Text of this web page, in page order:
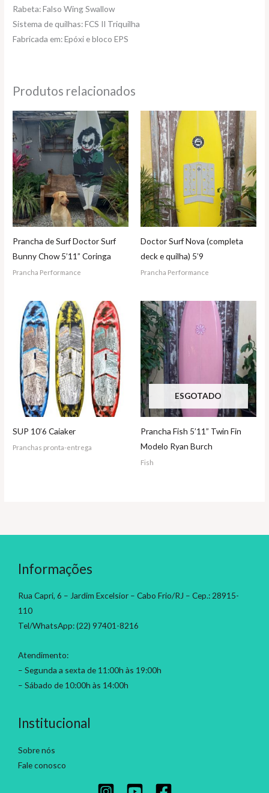
Rabeta: Falso Wing Swallow
Sistema de quilhas: FCS II Triquilha
Fabricada em: Epóxi e bloco EPS
Produtos relacionados
Prancha de Surf Doctor Surf
Bunny Chow 5’11” Coringa
Prancha Performance
Doctor Surf Nova (completa
deck e quilha) 5’9
Prancha Performance
SUP 10’6 Caiaker
Pranchas pronta-entrega
ESGOTADO
Prancha Fish 5’11” Twin Fin
Modelo Ryan Burch
Fish
Informações
Rua Capri, 6 – Jardim Excelsior – Cabo Frio/RJ – Cep.: 28915-
110
Tel/WhatsApp: (22) 97401-8216
Atendimento:
– Segunda a sexta de 11:00h às 19:00h
– Sábado de 10:00h às 14:00h
Institucional
Sobre nós
Fale conosco